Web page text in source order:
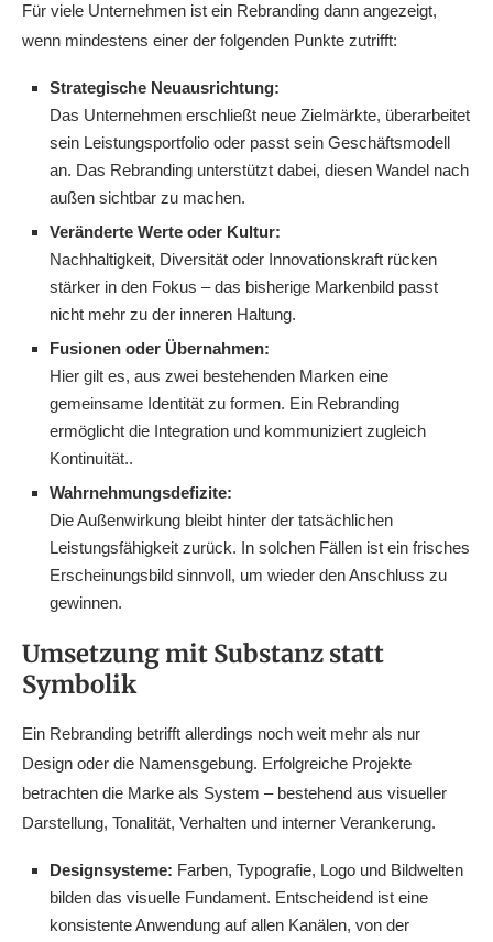
Für viele Unternehmen ist ein Rebranding dann angezeigt,
wenn mindestens einer der folgenden Punkte zutrifft:
Strategische Neuausrichtung:
Das Unternehmen erschließt neue Zielmärkte, überarbeitet
sein Leistungsportfolio oder passt sein Geschäftsmodell
an. Das Rebranding unterstützt dabei, diesen Wandel nach
außen sichtbar zu machen.
Veränderte Werte oder Kultur:
Nachhaltigkeit, Diversität oder Innovationskraft rücken
stärker in den Fokus – das bisherige Markenbild passt
nicht mehr zu der inneren Haltung.
Fusionen oder Übernahmen:
Hier gilt es, aus zwei bestehenden Marken eine
gemeinsame Identität zu formen. Ein Rebranding
ermöglicht die Integration und kommuniziert zugleich
Kontinuität..
Wahrnehmungsdefizite:
Die Außenwirkung bleibt hinter der tatsächlichen
Leistungsfähigkeit zurück. In solchen Fällen ist ein frisches
Erscheinungsbild sinnvoll, um wieder den Anschluss zu
gewinnen.
Umsetzung mit Substanz statt
Symbolik
Ein Rebranding betrifft allerdings noch weit mehr als nur
Design oder die Namensgebung. Erfolgreiche Projekte
betrachten die Marke als System – bestehend aus visueller
Darstellung, Tonalität, Verhalten und interner Verankerung.
Designsysteme: Farben, Typografie, Logo und Bildwelten
bilden das visuelle Fundament. Entscheidend ist eine
konsistente Anwendung auf allen Kanälen, von der